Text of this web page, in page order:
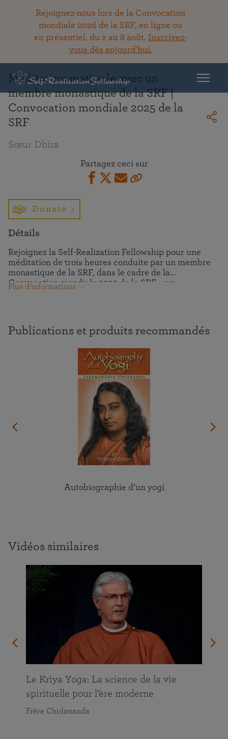
Rejoignez-nous lors de la Convocation
mondiale 2026 de la SRF, en ligne ou
en présentiel, du 2 au 8 août. Inscrivez-
vous dès aujourd'hui.
Retour à la bibliothèque
Méditation matinale avec un
membre monastique de la SRF |
Convocation mondiale 2025 de la
SRF
Sœur Dhira
Partagez ceci sur
Donate
Détails
Rejoignez la Self-Realization Fellowship pour une
méditation de trois heures conduite par un membre
monastique de la SRF, dans le cadre de la
Convocation mondiale 2025 de la SRF – un
comportant aussi des méditations de groupe guidées
et des kirtans (chants dévotionnels), des
Paramahansaji a vécu et communié avec Dieu, et bien
Plus d’informations
Publications et produits recommandés
Autobiographie d’un yogi
Vidéos similaires
Le Kriya Yoga: La science de la vie
spirituelle pour l’ère moderne
Frère Chidananda